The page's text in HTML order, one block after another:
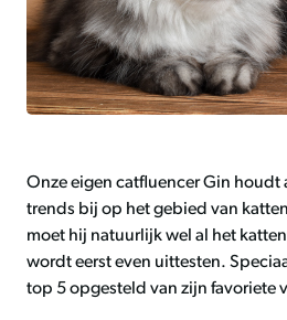
Onze eigen catfluencer Gin houdt
trends bij op het gebied van
moet hij natuurlijk wel al het
wordt eerst even uittesten.
top 5 opgesteld van zijn favoriete